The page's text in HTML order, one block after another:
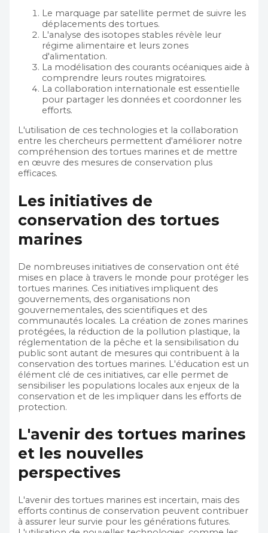
Le marquage par satellite permet de suivre les
déplacements des tortues.
L'analyse des isotopes stables révèle leur
régime alimentaire et leurs zones
d'alimentation.
La modélisation des courants océaniques aide à
comprendre leurs routes migratoires.
La collaboration internationale est essentielle
pour partager les données et coordonner les
efforts.
L'utilisation de ces technologies et la collaboration
entre les chercheurs permettent d'améliorer notre
compréhension des tortues marines et de mettre
en œuvre des mesures de conservation plus
efficaces.
Les initiatives de
conservation des tortues
marines
De nombreuses initiatives de conservation ont été
mises en place à travers le monde pour protéger les
tortues marines. Ces initiatives impliquent des
gouvernements, des organisations non
gouvernementales, des scientifiques et des
communautés locales. La création de zones marines
protégées, la réduction de la pollution plastique, la
réglementation de la pêche et la sensibilisation du
public sont autant de mesures qui contribuent à la
conservation des tortues marines. L'éducation est un
élément clé de ces initiatives, car elle permet de
sensibiliser les populations locales aux enjeux de la
conservation et de les impliquer dans les efforts de
protection.
L'avenir des tortues marines
et les nouvelles
perspectives
L'avenir des tortues marines est incertain, mais des
efforts continus de conservation peuvent contribuer
à assurer leur survie pour les générations futures.